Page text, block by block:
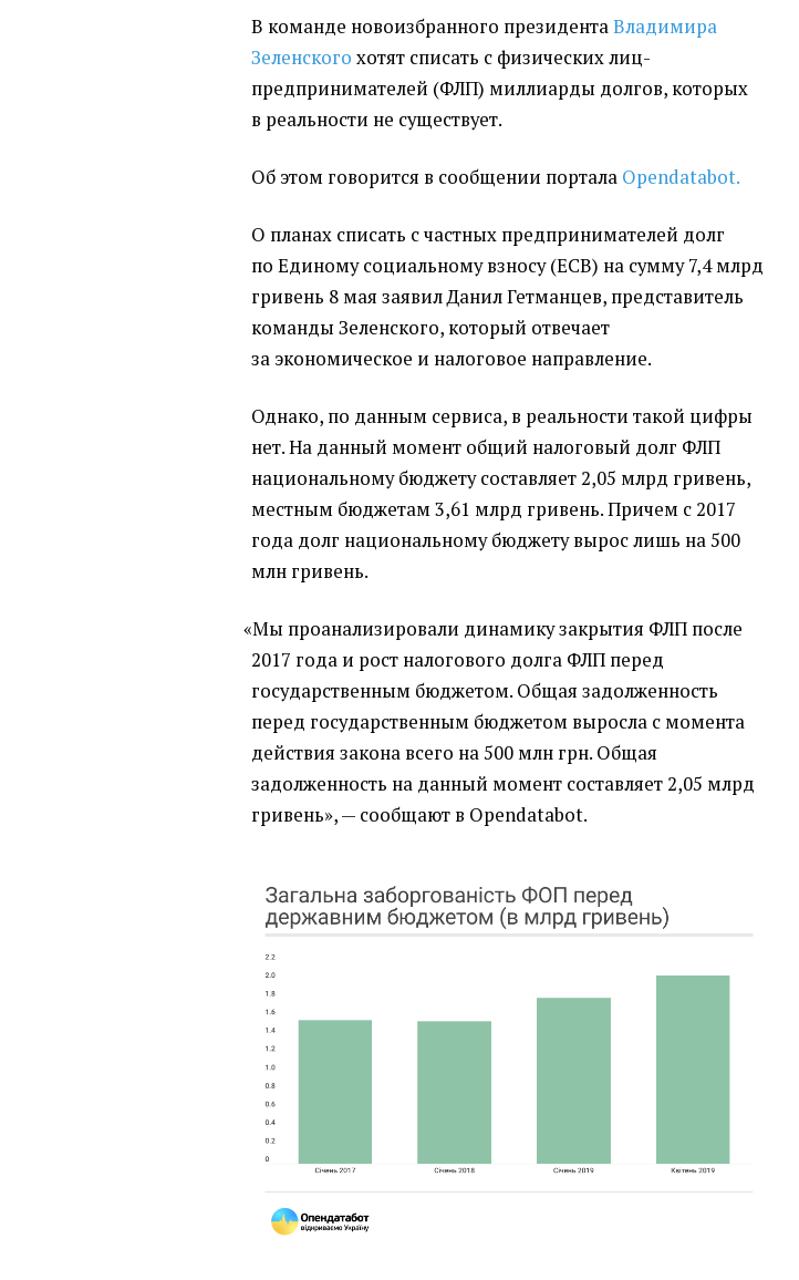
В команде новоизбранного президентаВладимира
Зеленского хотят списать с физических лиц-
предпринимателей (ФЛП) миллиарды долгов, которых
в реальности не существует.
Об этом говорится в сообщении портала Opendatabot.
О планах списать с частных предпринимателей долг
по Единому социальному взносу(ЕСВ) на сумму 7,4 млрд
гривень 8 мая заявил Данил Гетманцев, представитель
команды Зеленского, который отвечает
за экономическое и налоговое направление.
Однако, по данным сервиса, в реальности такой цифры
нет. На данный момент общий налоговый долг ФЛП
национальному бюджету составляет 2,05 млрд гривень,
местным бюджетам 3,61 млрд гривень. Причем с 2017
года долг национальному бюджету вырос лишь на 500
млн гривень.
«Мы проанализировали динамику закрытия ФЛП после
2017 года и рост налогового долга ФЛП перед
государственным бюджетом. Общая задолженность
перед государственным бюджетом выросла с момента
действия закона всего на 500 млн грн. Общая
задолженность на данный момент составляет 2,05 млрд
гривень», — сообщают в Opendatabot.